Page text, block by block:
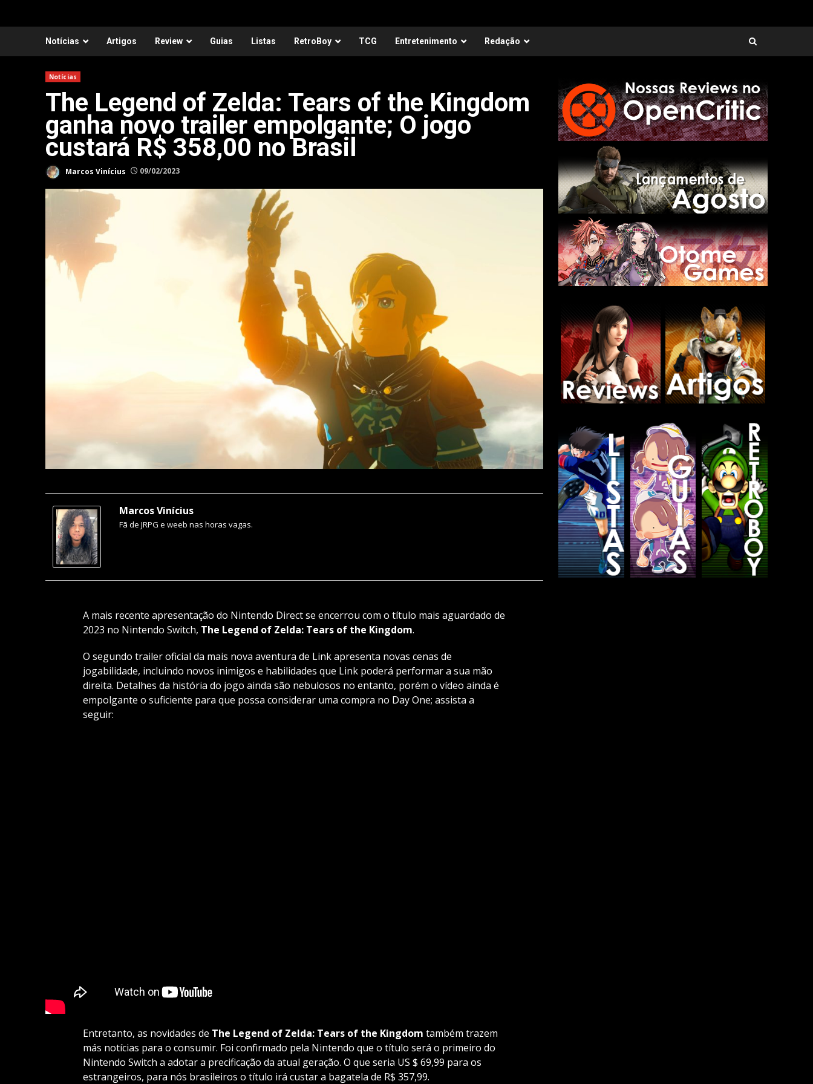
Notícias Artigos Review Guias Listas RetroBoy TCG Entretenimento Redação
Notícias
The Legend of Zelda: Tears of the Kingdom
ganha novo trailer empolgante; O jogo
custará R$ 358,00 no Brasil
Marcos Vinícius 09/02/2023
Marcos Vinícius
Fã de JRPG e weeb nas horas vagas.
A mais recente apresentação do Nintendo Direct se encerrou com o título mais aguardado de
2023 no Nintendo Switch, The Legend of Zelda: Tears of the Kingdom.
O segundo trailer oficial da mais nova aventura de Link apresenta novas cenas de
jogabilidade, incluindo novos inimigos e habilidades que Link poderá performar a sua mão
direita. Detalhes da história do jogo ainda são nebulosos no entanto, porém o vídeo ainda é
empolgante o suficiente para que possa considerar uma compra no Day One; assista a
seguir:
Entretanto, as novidades de The Legend of Zelda: Tears of the Kingdom também trazem
más notícias para o consumir. Foi confirmado pela Nintendo que o título será o primeiro do
Nintendo Switch a adotar a precificação da atual geração. O que seria US $ 69,99 para os
estrangeiros, para nós brasileiros o título irá custar a bagatela de R$ 357,99.